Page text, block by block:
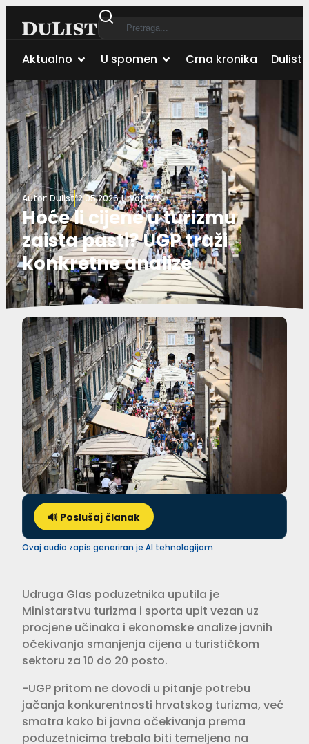
Aktualno U spomen Crna kronika Dulist
Autor:Dulist12.05.2026.Hrvatska
Hoće li cijene u turizmu
zaista pasti? UGP traži
konkretne analize
🔊 Poslušaj članak
Ovaj audio zapis generiran je AI tehnologijom
Udruga Glas poduzetnika uputila je
Ministarstvu turizma i sporta upit vezan uz
procjene učinaka i ekonomske analize javnih
očekivanja smanjenja cijena u turističkom
sektoru za 10 do 20 posto.
-UGP pritom ne dovodi u pitanje potrebu
jačanja konkurentnosti hrvatskog turizma, već
smatra kako bi javna očekivanja prema
poduzetnicima trebala biti temeljena na